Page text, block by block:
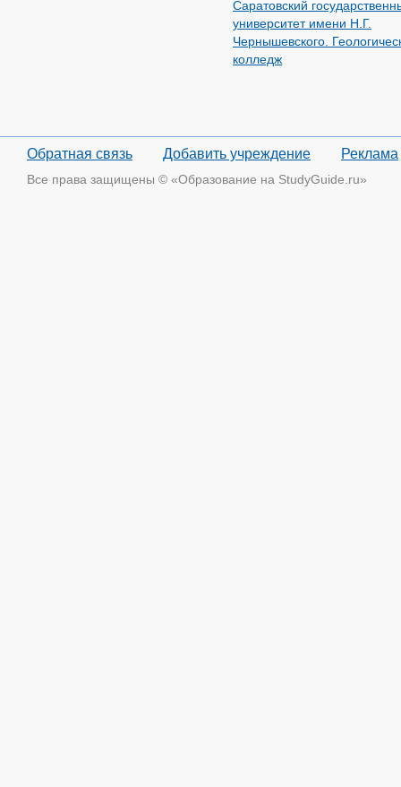
Саратовский
университет имени Н.Г.
Чернышевского.
колледж
Обратная связь Добавить учреждение Реклама
Все права защищены © «Образование на StudyGuide.ru»